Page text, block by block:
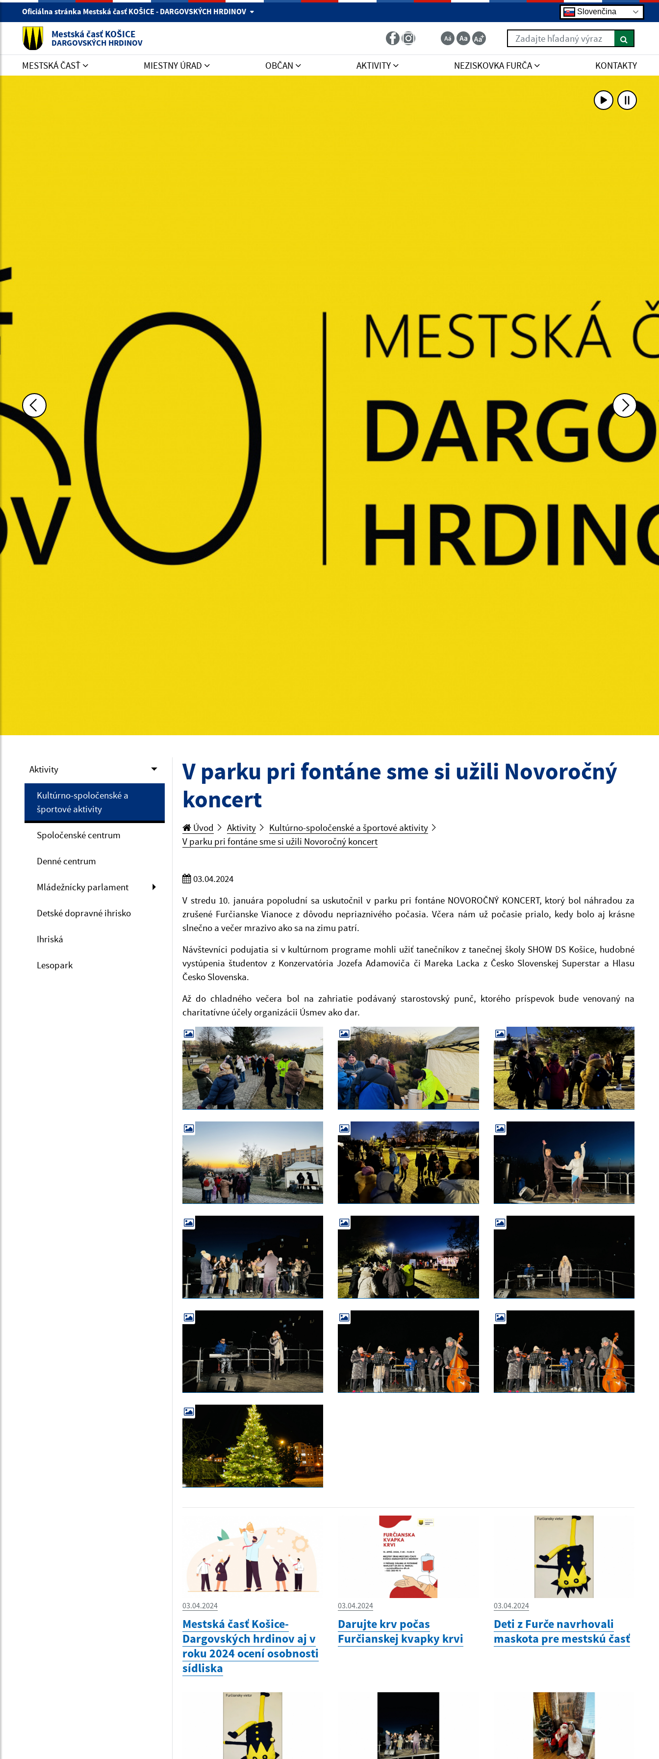
Oficiálna stránka Mestská časť KOŠICE - DARGOVSKÝCH HRDINOV Slovenčina
Mestská časť KOŠICE
DARGOVSKÝCH HRDINOV
Zadajte hľadaný výraz
MESTSKÁ ČASŤ MIESTNY ÚRAD OBČAN AKTIVITY NEZISKOVKA FURČA KONTAKTY
Aktivity
Kultúrno-spoločenské a
športové aktivity
Spoločenské centrum
Denné centrum
Mládežnícky parlament
Detské dopravné ihrisko
Ihriská
Lesopark
V parku pri fontáne sme si užili Novoročný
koncert
Úvod Aktivity
Kultúrno-spoločenské a športové aktivity
V parku pri fontáne sme si užili Novoročný koncert
03.04.2024
V stredu 10. januára popoludní sa uskutočnil v parku pri fontáne NOVOROČNÝ KONCERT, ktorý bol náhradou za
zrušené Furčianske Vianoce z dôvodu nepriaznivého počasia. Včera nám už počasie prialo, kedy bolo aj krásne
slnečno a večer mrazivo ako sa na zimu patrí.
Návštevníci podujatia si v kultúrnom programe mohli užiť tanečníkov z tanečnej školy SHOW DS Košice, hudobné
vystúpenia študentov z Konzervatória Jozefa Adamoviča či Mareka Lacka z Česko Slovenskej Superstar a Hlasu
Česko Slovenska.
Až do chladného večera bol na zahriatie podávaný starostovský punč, ktorého príspevok bude venovaný na
charitatívne účely organizácii Úsmev ako dar.
03.04.2024
Mestská časť Košice-
Dargovských hrdinov aj v
roku 2024 ocení osobnosti
sídliska
03.04.2024
Darujte krv počas
Furčianskej kvapky krvi
03.04.2024
Deti z Furče navrhovali
maskota pre mestskú časť